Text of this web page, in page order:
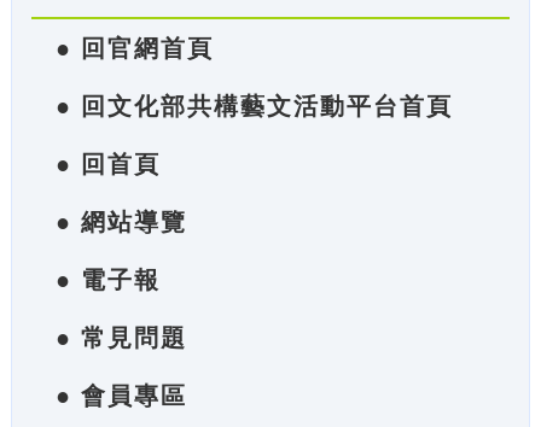
● 回官網首頁
● 回文化部共構藝文活動平台首頁
● 回首頁
● 網站導覽
● 電子報
● 常見問題
● 會員專區